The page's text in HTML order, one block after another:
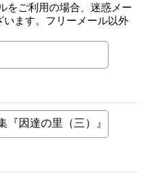
をご利用の場合、迷惑メー
います。フリーメール以外